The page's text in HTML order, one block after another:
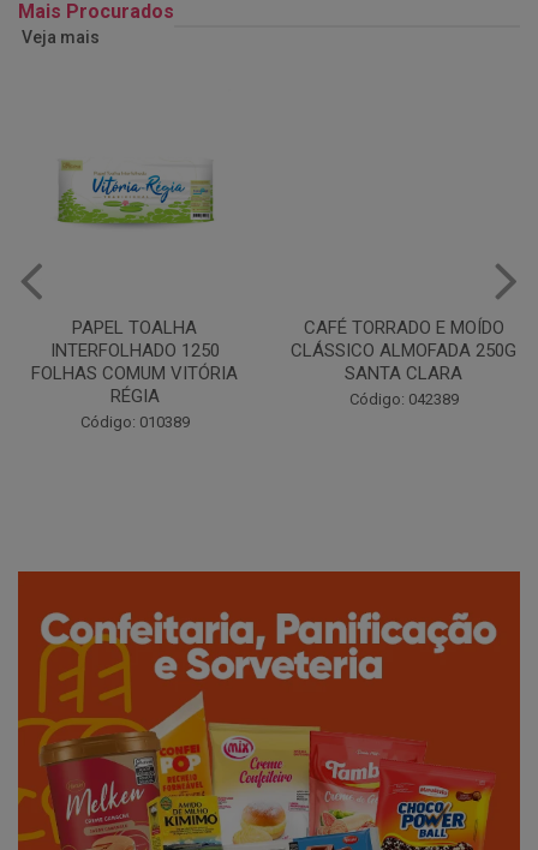
Mais Procurados
Veja mais
CAFÉ TORRADO E MOÍDO
CLÁSSICO ALMOFADA 250G
SANTA CLARA
Código: 042389
Copo Plástico Branco 180ml
Pacote c/100 - Cristalcopo
Código: 031413